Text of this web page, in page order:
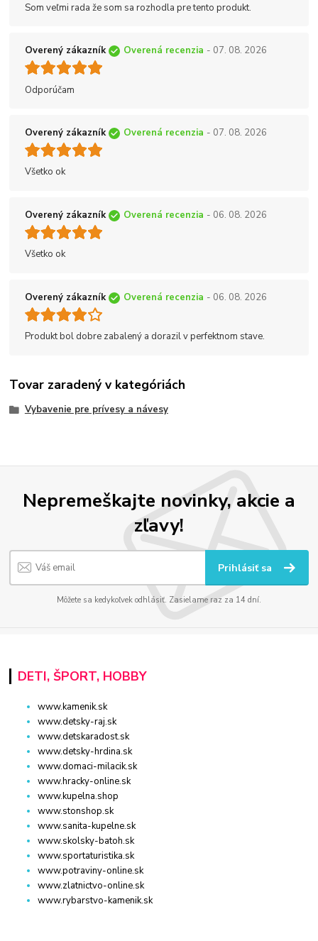
Som veľmi rada že som sa rozhodla pre tento produkt.
Overený zákazník Overená recenzia - 07. 08. 2026
Odporúčam
Overený zákazník Overená recenzia - 07. 08. 2026
Všetko ok
Overený zákazník Overená recenzia - 06. 08. 2026
Všetko ok
Overený zákazník Overená recenzia - 06. 08. 2026
Produkt bol dobre zabalený a dorazil v perfektnom stave.
Tovar zaradený v kategóriách
Vybavenie pre prívesy a návesy
Nepremeškajte novinky, akcie a
zľavy!
Prihlásiť sa
Môžete sa kedykoľvek odhlásiť. Zasielame raz za 14 dní.
DETI, ŠPORT, HOBBY
www.kamenik.sk
www.detsky-raj.sk
www.detskaradost.sk
www.detsky-hrdina.sk
www.domaci-milacik.sk
www.hracky-online.sk
www.kupelna.shop
www.stonshop.sk
www.sanita-kupelne.sk
www.skolsky-batoh.sk
www.sportaturistika.sk
www.potraviny-online.sk
www.zlatnictvo-online.sk
www.rybarstvo-kamenik.sk